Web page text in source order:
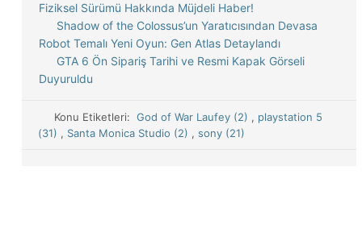
Fiziksel Sürümü Hakkında Müjdeli Haber!
Shadow of the Colossus’un Yaratıcısından Devasa
Robot Temalı Yeni Oyun: Gen Atlas Detaylandı
GTA 6 Ön Sipariş Tarihi ve Resmi Kapak Görseli
Duyuruldu
Konu Etiketleri:God of War Laufey (2) , playstation 5
(31) , Santa Monica Studio (2) , sony (21)